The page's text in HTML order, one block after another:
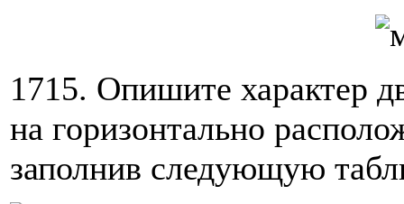
1715. Опишите характер
на горизонтально
заполнив следующую